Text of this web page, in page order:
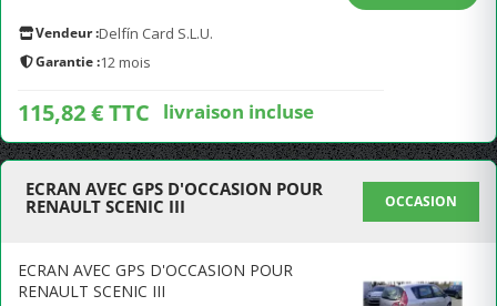
Vendeur :Delfín Card S.L.U.
Garantie :12 mois
115,82 € TTC livraison incluse
ECRAN AVEC GPS D'OCCASION POUR
RENAULT SCENIC III
OCCASION
ECRAN AVEC GPS D'OCCASION POUR
RENAULT SCENIC III